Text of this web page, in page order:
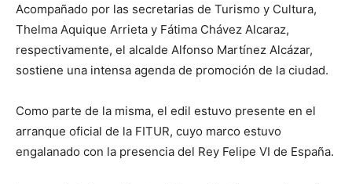
Acompañado por las secretarias de Turismo y Cultura,
Thelma Aquique Arrieta y Fátima Chávez Alcaraz,
respectivamente, el alcalde Alfonso Martínez Alcázar,
sostiene una intensa agenda de promoción de la ciudad.
Como parte de la misma, el edil estuvo presente en el
arranque oficial de la FITUR, cuyo marco estuvo
engalanado con la presencia del Rey Felipe VI de España.